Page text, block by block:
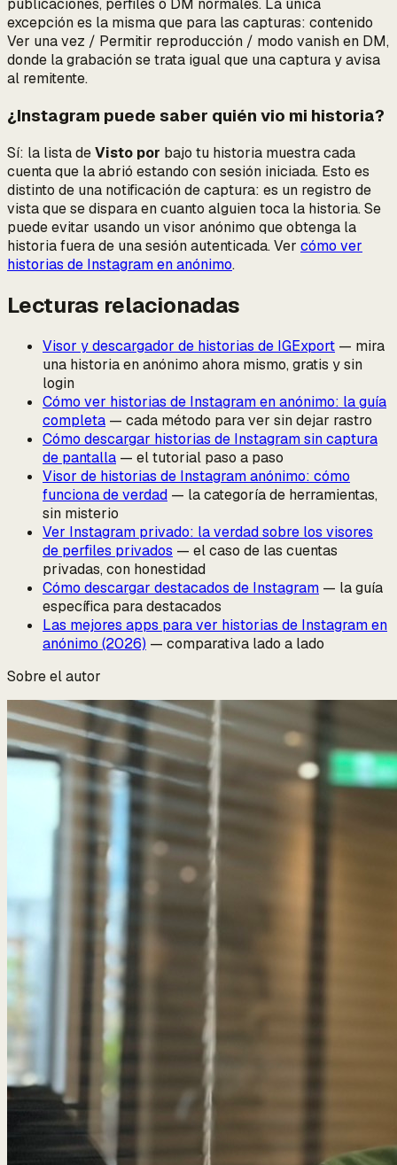
publicaciones, perfiles o DM normales. La única
excepción es la misma que para las capturas: contenido
Ver una vez / Permitir reproducción / modo vanish en DM,
donde la grabación se trata igual que una captura y avisa
al remitente.
¿Instagram puede saber quién vio mi historia?
Sí: la lista deVisto por bajo tu historia muestra cada
cuenta que la abrió estando con sesión iniciada. Esto es
distinto de una notificación de captura: es un registro de
vista que se dispara en cuanto alguien toca la historia. Se
puede evitar usando un visor anónimo que obtenga la
historia fuera de una sesión autenticada. Ver cómo ver
historias de Instagram en anónimo.
Lecturas relacionadas
Visor y descargador de historias de IGExport — mira
una historia en anónimo ahora mismo, gratis y sin
login
Cómo ver historias de Instagram en anónimo: la guía
completa — cada método para ver sin dejar rastro
Cómo descargar historias de Instagram sin captura
de pantalla — el tutorial paso a paso
Visor de historias de Instagram anónimo: cómo
funciona de verdad — la categoría de herramientas,
sin misterio
Ver Instagram privado: la verdad sobre los visores
de perfiles privados — el caso de las cuentas
privadas, con honestidad
Cómo descargar destacados de Instagram — la guía
específica para destacados
Las mejores apps para ver historias de Instagram en
anónimo (2026) — comparativa lado a lado
Sobre el autor